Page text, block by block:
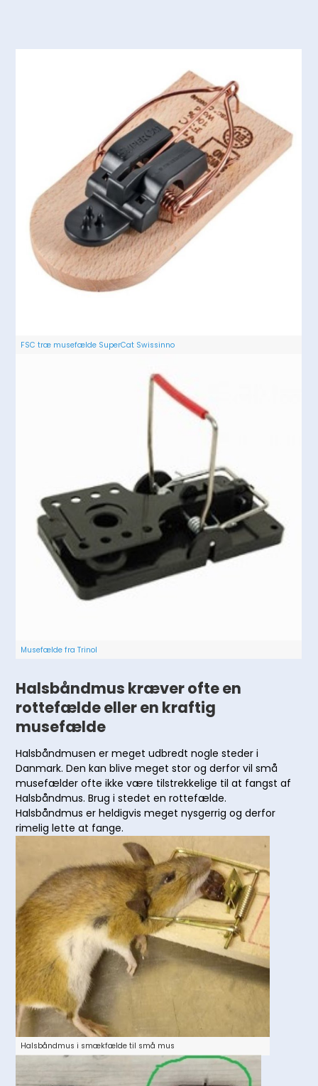
FSC træ musefælde SuperCat Swissinno
Musefælde fra Trinol
Halsbåndmus kræver ofte en
rottefælde eller en kraftig
musefælde
Halsbåndmusen er meget udbredt nogle steder i
Danmark. Den kan blive meget stor og derfor vil små
musefælder ofte ikke være tilstrekkelige til at fangst af
Halsbåndmus. Brug i stedet en rottefælde.
Halsbåndmus er heldigvis meget nysgerrig og derfor
rimelig lette at fange.
Halsbåndmus i smækfælde til små mus